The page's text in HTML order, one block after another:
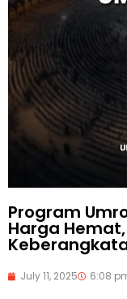
Program
Harga
July 11, 2025 6:08